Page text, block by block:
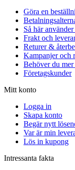
Göra en
Så här
Frakt och
Returer &
Kampanjer och
Behöver du
Företagskunder
Mitt konto
Logga in
Skapa konto
Begär nytt
Var är min
Lös in kupong
Intressanta fakta